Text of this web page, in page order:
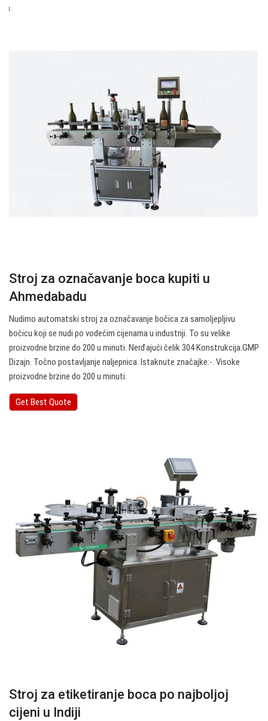
Stroj za označavanje boca kupiti u
Ahmedabadu
Nudimo automatski stroj za označavanje bočica za samoljepljivu
bočicu koji se nudi po vodećim cijenama u industriji. To su velike
proizvodne brzine do 200 u minuti. Nerđajući čelik 304 Konstrukcija.GMP
Dizajn. Točno postavljanje naljepnica. Istaknute značajke:-. Visoke
proizvodne brzine do 200 u minuti.
Get Best Quote
Stroj za etiketiranje boca po najboljoj
cijeni u Indiji